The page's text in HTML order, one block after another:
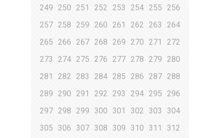
249 250 251 252 253 254 255 256
257 258 259 260 261 262 263
264
265 266 267 268 269 270 271
272
273
274 275 276 277 278 279 280
281
282 283 284 285 286 287 288
289 290 291 292 293 294 295 296
297 298 299 300 301 302 303
304
305
306 307 308 309 310 311
312